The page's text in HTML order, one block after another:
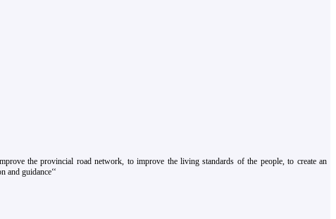
the provincial road network, to improve the living standards of the people, to create an
and guidance‘‘